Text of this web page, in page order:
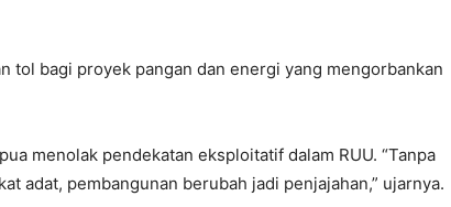
tol bagi proyek pangan dan energi yang mengorbankan
menolak pendekatan eksploitatif dalam RUU. “Tanpa
adat, pembangunan berubah jadi penjajahan,” ujarnya.